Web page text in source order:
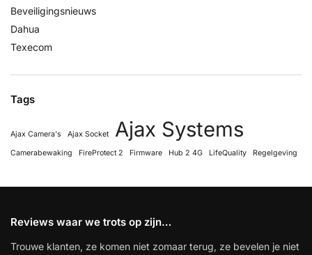
Beveiligingsnieuws
Dahua
Texecom
Tags
Ajax Camera's Ajax Socket Ajax Systems
Camerabewaking FireProtect 2 Firmware Hub 2 4G LifeQuality Regelgeving
Reviews waar we trots op zijn…
Trouwe klanten, ze komen niet zomaar terug, ze bevelen je niet